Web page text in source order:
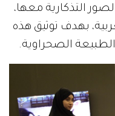
التذكارية معها،
بهدف توثيق هذه
الصحراوية.